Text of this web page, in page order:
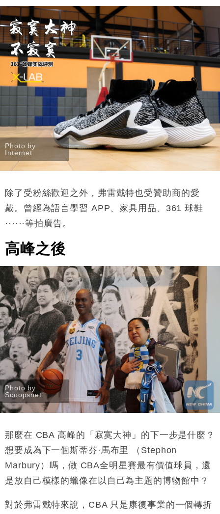
Photo by
Internet
除了受粉絲歡迎之外， 弗雷戴特也受贊助商的愛
戴。曾經為語言學習 APP、 家具用品、 361球鞋
······等拍廣告。
高峰之後
Photo by
Scoopsnet
那麼在 CBA 高峰的「寂寞大神」的下一步是什麼？
想要成為下一個斯蒂芬 · 馬布里 （Stephon
Marbury）嗎， 做 CBA全明星賽最有價值球員，還
是放 自己模樣的蠟像在以自己為主題的博物館中？
對於弗雷戴特來說，CBA 只是康復事業的一個轉折